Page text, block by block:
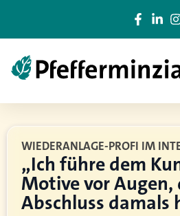
WIEDERANLAGE-PROFI IM
„Ich führe dem
Motive vor Augen,
Abschluss damals